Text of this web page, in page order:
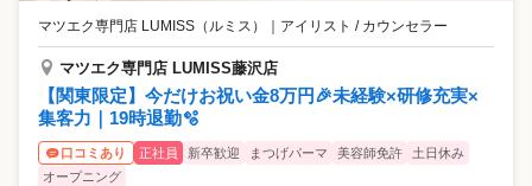
マツエク専門店 LUMISS（ルミス） アイリスト / カウンセラー
マツエク専門店 LUMISS藤沢店
【関東限定】今だけお祝い金8万円🎉未経験×研修充実×
集客力｜19時退勤🫧
口コミあり 正社員 新卒歓迎 まつげパーマ 美容師免許
土日休み
オープニング